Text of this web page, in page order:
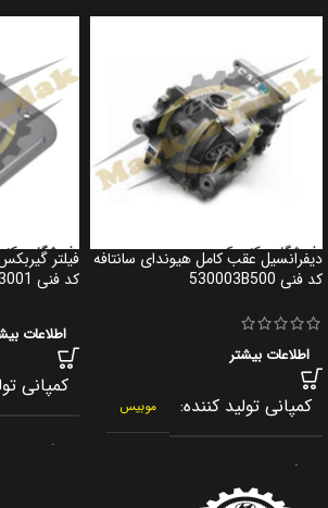
دیفرانسیل عقب کامل هیوندای سانتافه
کد فنی 530003B500
اطلاعات بیشتر
کمپانی تولید کننده موبیس
برند
کد فنی 4632123001
اطلاعات
کمپانی
برند